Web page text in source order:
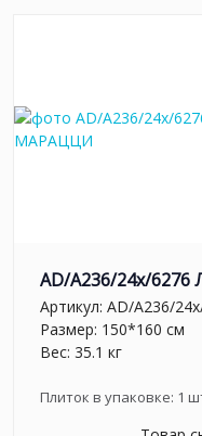
AD/A236/24x/6276
Артикул: AD/A236/
Размер: 150*160 см
Вес: 35.1 кг
Плиток в упаковке: 1